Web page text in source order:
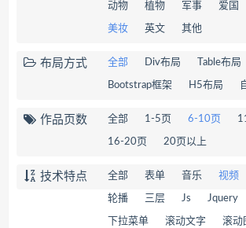
动物 植物 军事 爱国
美妆 英文 其他
布局方式 全部 Div布局 Table布局
Bootstrap框架 H5布局
作品页数 全部 1-5页 6-10页
16-20页 20页以上
技术特点 全部 表单 音乐 视频
轮播 三层 Js Jquery
下拉菜单 滚动文字 滚动